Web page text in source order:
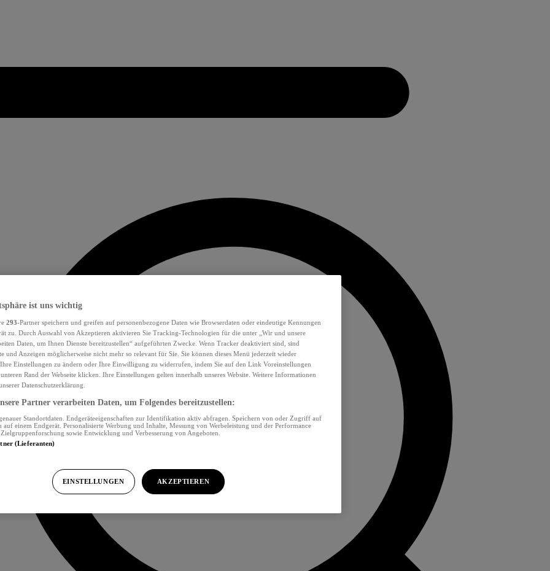
ist uns wichtig
293-Partner speichern und greifen auf personenbezogene Daten wie Browserdaten oder eindeutige Kennungen
zu. Durch Auswahl von Akzeptieren aktivieren Sie Tracking-Technologien für die unter „Wir und unsere
Daten, um Ihnen Dienste bereitzustellen“ aufgeführten Zwecke. Wenn Tracker deaktiviert sind, sind
und Anzeigen möglicherweise nicht mehr so relevant für Sie. Sie können dieses Menü jederzeit wieder
Einstellungen zu ändern oder Ihre Einwilligung zu widerrufen, indem Sie auf den Link Voreinstellungen
Rand der Webseite klicken. Ihre Einstellungen gelten innerhalb unseres Website. Weitere Informationen
Datenschutzerklärung.
Partner verarbeiten Daten, um Folgendes bereitzustellen:
Standortdaten. Endgeräteeigenschaften zur Identifikation aktiv abfragen. Speichern von oder Zugriff auf
einem Endgerät. Personalisierte Werbung und Inhalte, Messung von Werbeleistung und der Performance
sowie Entwicklung und Verbesserung von Angeboten.
(Lieferanten)
EINSTELLUNGEN AKZEPTIEREN